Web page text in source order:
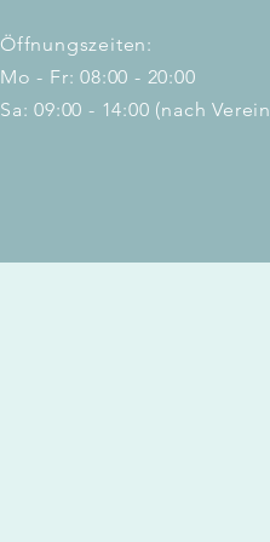
Öffnungszeiten:
Mo - Fr: 08:00 - 20:00
Sa: 09:00 - 14:00 (nach